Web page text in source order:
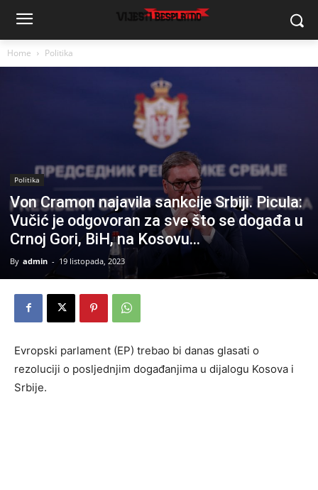
Home Politika
Politika
Von Cramon najavila sankcije Srbiji. Picula:
Vučić je odgovoran za sve što se događa u
Crnoj Gori, BiH, na Kosovu…
By admin - 19 listopada, 2023
Evropski parlament (EP) trebao bi danas glasati o
rezoluciji o posljednjim događanjima u dijalogu Kosova i
Srbije.